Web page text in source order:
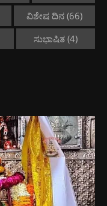
ವಿಶೇಷ ದಿನ (66)
ಸುಭಾಷಿತ (4)